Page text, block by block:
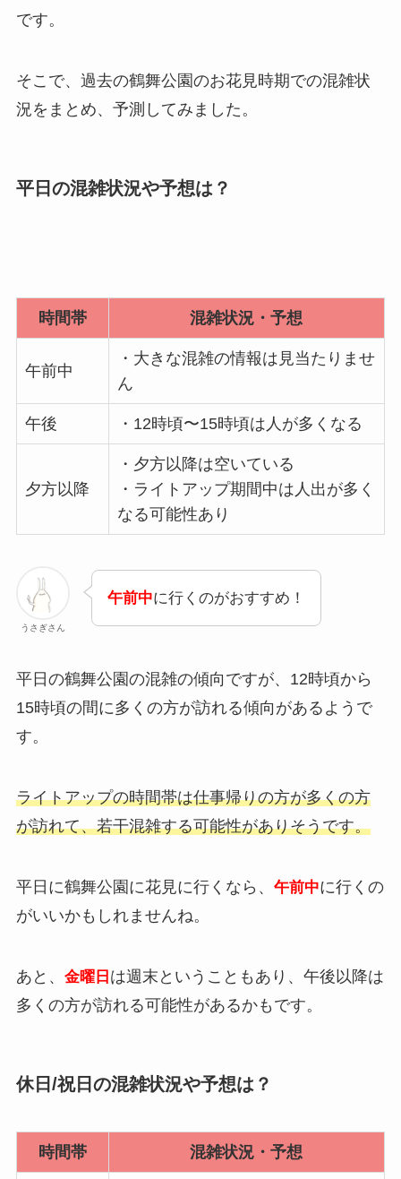
です。
そこで、過去の鶴舞公園のお花見時期での混雑状
況をまとめ、予測してみました。
平日の混雑状況や予想は？
時間帯 混雑状況・予想
午前中
・大きな混雑の情報は見当たりませ
ん
午後 ・12時頃〜15時頃は人が多くなる
夕方以降
・夕方以降は空いている
・ライトアップ期間中は人出が多く
なる可能性あり
うさぎさん
午前中に行くのがおすすめ！
平日の鶴舞公園の混雑の傾向ですが、12時頃から
15時頃の間に多くの方が訪れる傾向があるようで
す。
ライトアップの時間帯は仕事帰りの方が多くの方
が訪れて、若干混雑する可能性がありそうです。
平日に鶴舞公園に花見に行くなら、 午前中に行くの
がいいかもしれませんね。
あと、 金曜日 は週末ということもあり、午後以降は
多くの方が訪れる可能性があるかもです。
休日/祝日の混雑状況や予想は？
時間帯 混雑状況・予想